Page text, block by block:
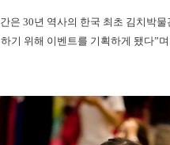
은 30년 역사의 한국 최초 김치박
기 위해 이벤트를 기획하게 됐다”